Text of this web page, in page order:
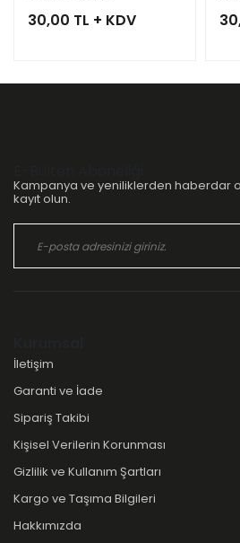
30,00 TL + KDV
Kampanya ve yeniliklerden haberdar
kayıt olun.
İletişim
Garanti ve İade
Sipariş Takibi
Kişisel Verilerin Korunması
Gizlilik ve Kullanım Şartları
Kargo ve Taşıma Bilgileri
Hakkımızda